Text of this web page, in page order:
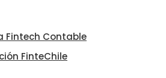
Fintech Contable
FinteChile